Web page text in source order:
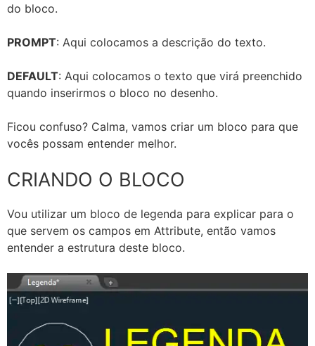
do bloco.
PROMPT: Aqui colocamos a descrição do texto.
DEFAULT: Aqui colocamos o texto que virá preenchido
quando inserirmos o bloco no desenho.
Ficou confuso? Calma, vamos criar um bloco para que
vocês possam entender melhor.
CRIANDO O BLOCO
Vou utilizar um bloco de legenda para explicar para o
que servem os campos em Attribute, então vamos
entender a estrutura deste bloco.